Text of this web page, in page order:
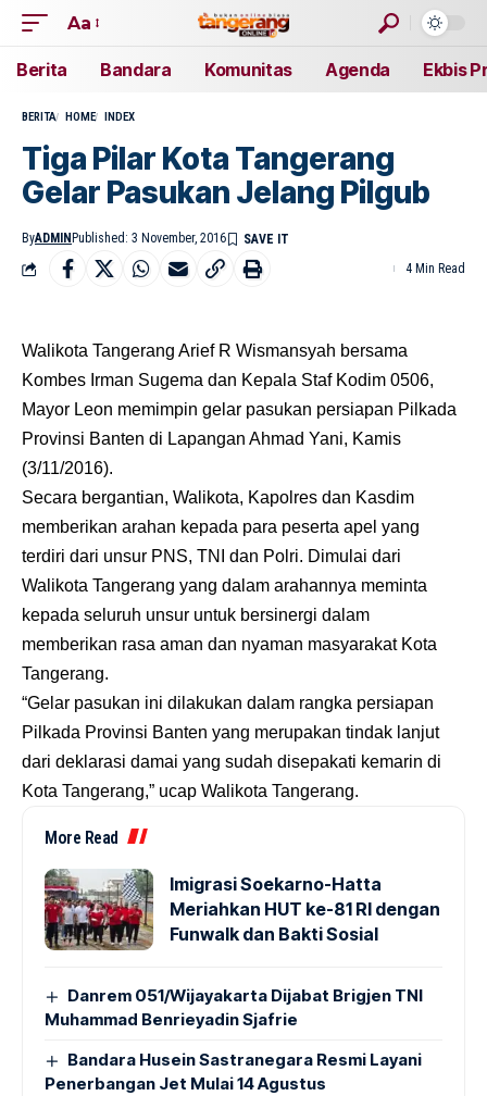
Aa
Berita Bandara Komunitas Agenda Ekbis
BERITA HOME INDEX
Tiga Pilar Kota Tangerang
Gelar Pasukan Jelang Pilgub
ByADMIN Published: 3 November, 2016
4 Min Read
Walikota Tangerang Arief R Wismansyah bersama
Kombes Irman Sugema dan Kepala Staf Kodim 0506,
Mayor Leon memimpin gelar pasukan persiapan Pilkada
Provinsi Banten di Lapangan Ahmad Yani, Kamis
(3/11/2016).
Secara bergantian, Walikota, Kapolres dan Kasdim
memberikan arahan kepada para peserta apel yang
terdiri dari unsur PNS, TNI dan Polri. Dimulai dari
Walikota Tangerang yang dalam arahannya meminta
kepada seluruh unsur untuk bersinergi dalam
memberikan rasa aman dan nyaman masyarakat Kota
Tangerang.
“Gelar pasukan ini dilakukan dalam rangka persiapan
Pilkada Provinsi Banten yang merupakan tindak lanjut
dari deklarasi damai yang sudah disepakati kemarin di
Kota Tangerang,” ucap Walikota Tangerang.
More Read
Imigrasi Soekarno-Hatta
Meriahkan HUT ke-81 RI dengan
Funwalk dan Bakti Sosial
Danrem 051/Wijayakarta Dijabat Brigjen TNI
Muhammad Benrieyadin Sjafrie
Bandara Husein Sastranegara Resmi Layani
Penerbangan Jet Mulai 14 Agustus